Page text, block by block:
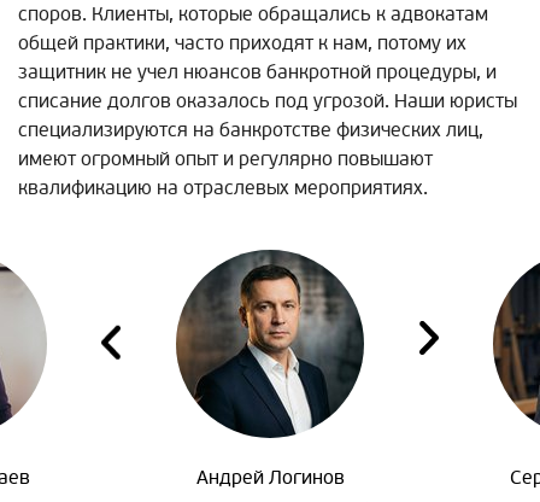
споров. Клиенты, которые обращались к адвокатам
общей практики, часто приходят к нам, потому их
защитник не учел нюансов банкротной процедуры, и
списание долгов оказалось под угрозой. Наши юристы
специализируются на банкротстве физических лиц,
имеют огромный опыт и регулярно повышают
квалификацию на отраслевых мероприятиях.
Андрей Логинов